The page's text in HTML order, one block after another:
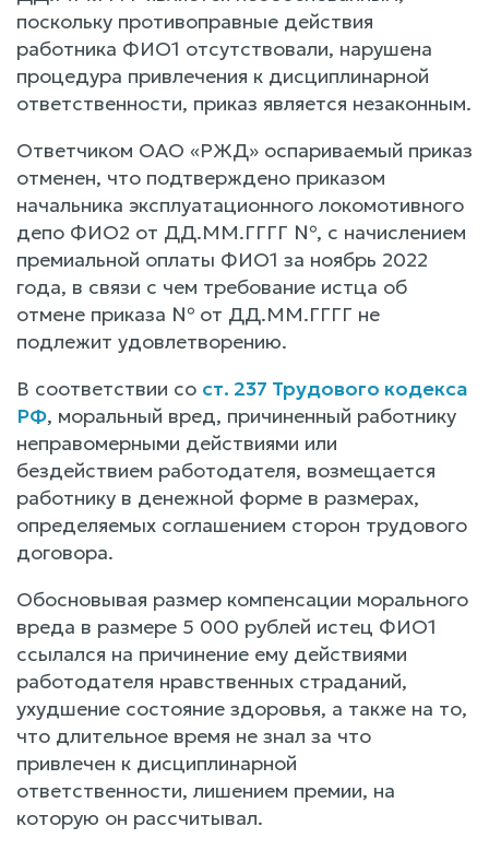
поскольку противоправные действия
работника ФИО1 отсутствовали, нарушена
процедура привлечения к дисциплинарной
ответственности, приказ является незаконным.
Ответчиком ОАО «РЖД» оспариваемый приказ
отменен, что подтверждено приказом
начальника эксплуатационного локомотивного
депо ФИО2 от ДД.ММ.ГГГГ №, с начислением
премиальной оплаты ФИО1 за ноябрь 2022
года, в связи с чем требование истца об
отмене приказа № от ДД.ММ.ГГГГ не
подлежит удовлетворению.
В соответствии со ст. 237 Трудового кодекса
РФ, моральный вред, причиненный работнику
неправомерными действиями или
бездействием работодателя, возмещается
работнику в денежной форме в размерах,
определяемых соглашением сторон трудового
договора.
Обосновывая размер компенсации морального
вреда в размере 5 000 рублей истец ФИО1
ссылался на причинение ему действиями
работодателя нравственных страданий,
ухудшение состояние здоровья, а также на то,
что длительное время не знал за что
привлечен к дисциплинарной
ответственности, лишением премии, на
которую он рассчитывал.